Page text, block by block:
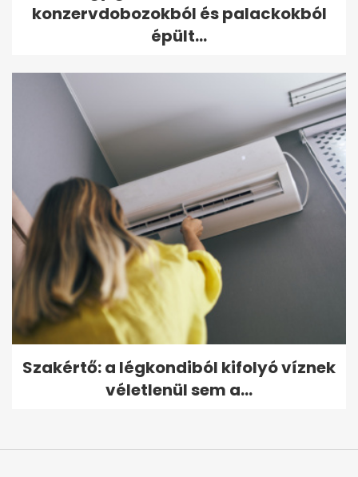
konzervdobozokból és palackokból
épült...
Szakértő: a légkondiból kifolyó víznek
véletlenül sem a...